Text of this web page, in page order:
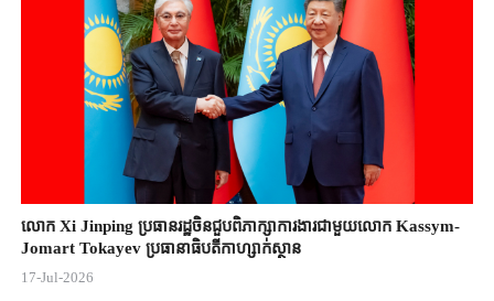
លោក Xi Jinping ប្រធានរដ្ឋចិន​ជួបពិភាក្សា​ការងារជាមួយ​លោក Kassym-
Jomart ​Tokayev ​ប្រធានាធិបតី​កាហ្សាក់ស្ថាន​
17-Jul-2026